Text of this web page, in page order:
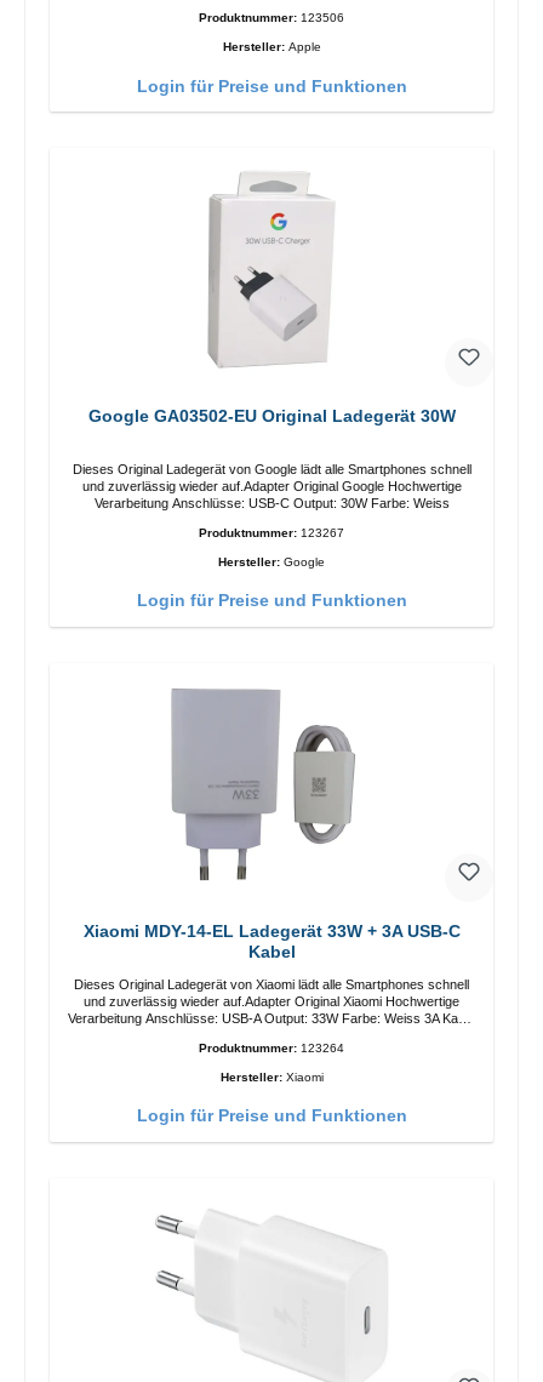
Produktnummer: 123506
Hersteller: Apple
Login für Preise und Funktionen
Google GA03502-EU Original Ladegerät 30W
Dieses Original Ladegerät von Google lädt alle Smartphones schnell
und zuverlässig wieder auf.Adapter Original Google Hochwertige
Verarbeitung Anschlüsse: USB-C Output: 30W Farbe: Weiss
Produktnummer: 123267
Hersteller: Google
Login für Preise und Funktionen
Xiaomi MDY-14-EL Ladegerät 33W + 3A USB-C
Kabel
Dieses Original Ladegerät von Xiaomi lädt alle Smartphones schnell
und zuverlässig wieder auf.Adapter Original Xiaomi Hochwertige
Verarbeitung Anschlüsse: USB-A Output: 33W Farbe: Weiss 3A Kabel
Produktnummer: 123264
Hersteller: Xiaomi
Login für Preise und Funktionen